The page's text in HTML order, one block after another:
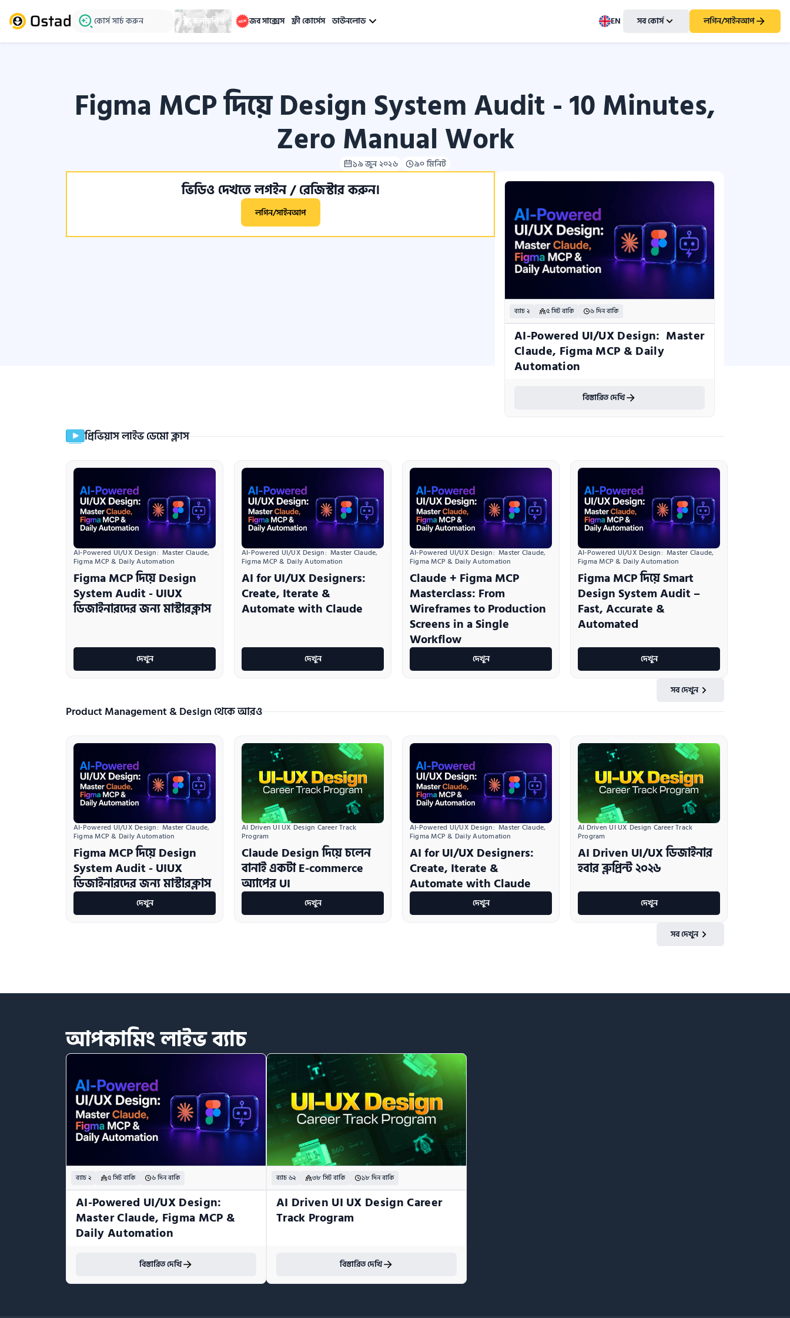
কোর্স সার্চ করুন স্কলারশিপ জব সাক্সেস ফ্রী কোর্সেস ডাউনলোড EN সব কোর্স লগিন/সাইনআপ
Figma MCP দিয়ে Design System Audit - 10 Minutes,
Zero Manual Work
১৯ জুন ২০২৬ ৯০ মিনিট
ভিডিও দেখতে লগইন / রেজিস্টার করুন।
লগিন/সাইনআপ
ব্যাচ ২ ৫ সিট বাকি ৬ দিন বাকি
AI-Powered UI/UX Design:  Master
Claude, Figma MCP & Daily
Automation
বিস্তারিত দেখি
প্রিভিয়াস লাইভ ডেমো ক্লাস
AI-Powered UI/UX Design:  Master Claude,
Figma MCP & Daily Automation
Figma MCP দিয়ে Design
System Audit - UIUX
ডিজাইনারদের জন্য মাস্টারক্লাস
দেখুন
AI-Powered UI/UX Design:  Master Claude,
Figma MCP & Daily Automation
AI for UI/UX Designers:
Create, Iterate &
Automate with Claude
দেখুন
AI-Powered UI/UX Design:  Master Claude,
Figma MCP & Daily Automation
Claude + Figma MCP
Masterclass: From
Wireframes to Production
Screens in a Single
Workflow
দেখুন
AI-Powered UI/UX Design:  Master Claude,
Figma MCP & Daily Automation
Figma MCP দিয়ে Smart
Design System Audit –
Fast, Accurate &
Automated
দেখুন
সব দেখুন
Product Management & Design থেকে আরও
AI-Powered UI/UX Design:  Master Claude,
Figma MCP & Daily Automation
Figma MCP দিয়ে Design
System Audit - UIUX
ডিজাইনারদের জন্য মাস্টারক্লাস
দেখুন
AI Driven UI UX Design Career Track
Program
Claude Design দিয়ে চলেন
বানাই একটা E-commerce
অ্যাপের UI
দেখুন
AI-Powered UI/UX Design:  Master Claude,
Figma MCP & Daily Automation
AI for UI/UX Designers:
Create, Iterate &
Automate with Claude
দেখুন
AI Driven UI UX Design Career Track
Program
AI Driven UI/UX ডিজাইনার
হবার ব্লুপ্রিন্ট ২০২৬
দেখুন
সব দেখুন
আপকামিংলাইভব্যাচ
ব্যাচ ২ ৫ সিট বাকি ৬ দিন বাকি
AI-Powered UI/UX Design:
Master Claude, Figma MCP &
Daily Automation
বিস্তারিত দেখি
ব্যাচ ৬২ ৩৮ সিট বাকি ১৮ দিন বাকি
AI Driven UI UX Design Career
Track Program
বিস্তারিত দেখি